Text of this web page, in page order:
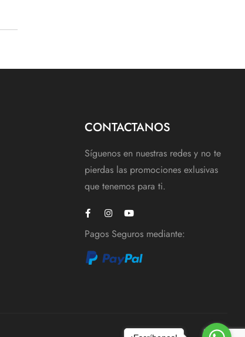
CONTACTANOS
Síguenos en nuestras redes y no te
pierdas las promociones exlusivas
que tenemos para ti.
Pagos Seguros mediante: